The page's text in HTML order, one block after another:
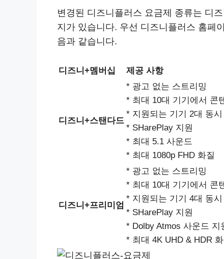
변경된 디즈니플러스 요금제 종류는 디
지가 있습니다. 우선 디즈니플러스 홈페
음과 같습니다.
디즈니+멤버십 제공 사항
디즈니+스탠다드
* 광고 없는 스트리밍
* 최대 10대 기기에서 콘
* 지원되는 기기 2대 동
* SHarePlay 지원
* 최대 5.1 사운드
* 최대 1080p FHD 화질
디즈니+프리미엄
* 광고 없는 스트리밍
* 최대 10대 기기에서 콘
* 지원되는 기기 4대 동
* SHarePlay 지원
* Dolby Atmos 사운드 지
* 최대 4K UHD & HDR